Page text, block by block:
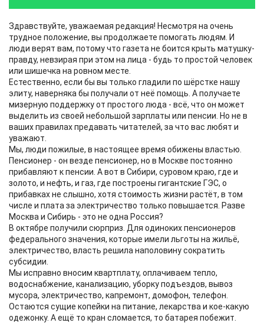
Здравствуйте, уважаемая редакция! Несмотря на очень
трудное положение, вы продолжаете помогать людям. И
люди верят вам, потому что газета не боится крыть матушку-
правду, невзирая при этом на лица - будь то простой человек
или шишечка на ровном месте.
Естественно, если бы вы только гладили по шёрстке нашу
элиту, наверняка бы получали от неё помощь. А получаете
мизерную поддержку от простого люда - всё, что он может
выделить из своей небольшой зарплаты или пенсии. Но не в
ваших правилах предавать читателей, за что вас любят и
уважают.
Мы, люди пожилые, в настоящее время обижены властью.
Пенсионер - он везде пенсионер, но в Москве постоянно
прибавляют к пенсии. А вот в Сибири, суровом краю, где и
золото, и нефть, и газ, где построены гигантские ГЭС, о
прибавках не слышно, хотя стоимость жизни растёт, в том
числе и плата за электричество только повышается. Разве
Москва и Сибирь - это не одна Россия?
В октябре получили сюрприз. Для одиноких пенсионеров
федерального значения, которые имели льготы на жильё,
электричество, власть решила наполовину сократить
субсидии.
Мы исправно вносим квартплату, оплачиваем тепло,
водоснабжение, канализацию, уборку подъездов, вывоз
мусора, электричество, капремонт, домофон, телефон.
Остаются сущие копейки на питание, лекарства и кое-какую
одежонку. А ещё то кран сломается, то батарея побежит.